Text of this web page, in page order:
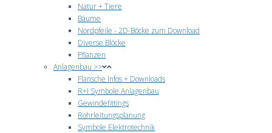
Natur + Tiere
Bäume
Nordpfeile - 2D-Böcke zum Download
Diverse Blöcke
Pflanzen
Anlagenbau >>
Flansche Infos + Downloads
R+I Symbole Anlagenbau
Gewindefittings
Rohrleitungsplanung
Symbole Elektrotechnik